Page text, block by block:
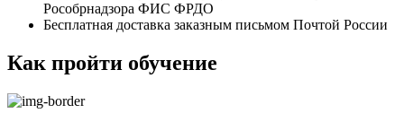
Рособрнадзора ФИС ФРДО
Бесплатная доставка заказным письмом Почтой России
Как пройти обучение